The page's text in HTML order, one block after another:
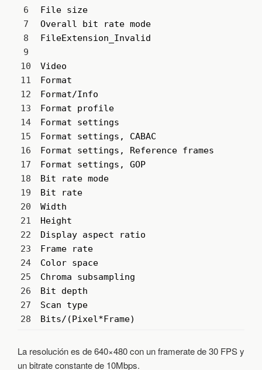
6
7
8
9
10
11
12
13
14
15
16
17
18
19
20
21
22
23
24
25
26
27
28
File size
Overall bit rate mode
FileExtension_Invalid
Video
Format
Format/Info
Format profile
Format settings
Format settings , CABAC
Format settings , Reference frames
Format settings , GOP
Bit
rate mode
Bit
rate
Width
Height
Display aspect ratio
Frame
rate
Color space
Chroma subsampling
Bit depth
Scan type
Bits/ (Pixel*Frame)
La resolución es de 640×480 con un framerate de 30 FPS y
un bitrate constante de 10Mbps.